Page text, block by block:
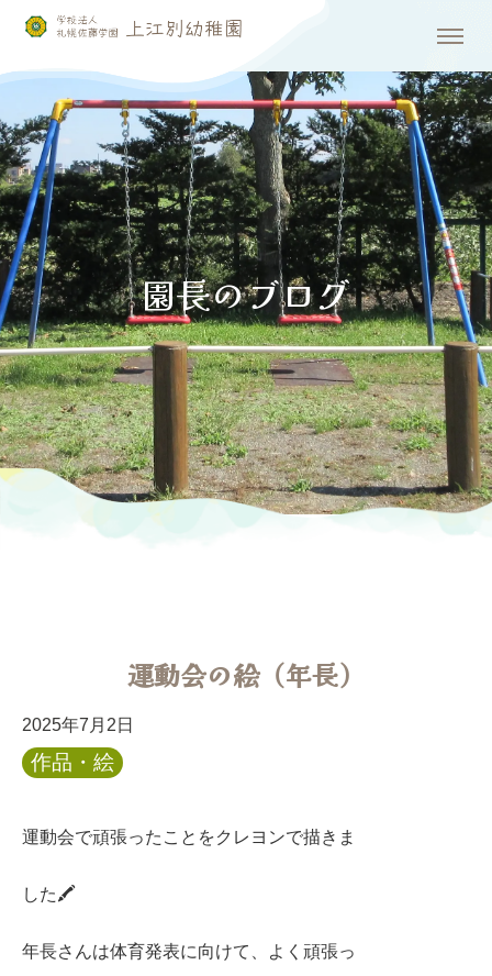
運動会の絵（年長）
2025年7月2日
作品・絵
運動会で頑張ったことをクレヨンで描きま
した🖍
年長さんは体育発表に向けて、よく頑張っ